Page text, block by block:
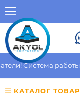
Система работы
КАТАЛОГ